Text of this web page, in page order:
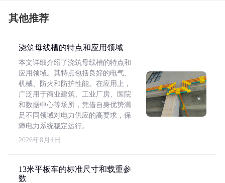
其他推荐
浇筑母线槽的特点和应用领域
本文详细介绍了浇筑母线槽的特点和
应用领域。其特点包括良好的电气、
机械、防火和防护性能。在应用上，
广泛用于商业建筑、工业厂房、医院
和数据中心等场所，凭借自身优势满
足不同领域对电力供应的高要求，保
障电力系统稳定运行。
2026年8月4日
13米平板车的标准尺寸和载重参
数